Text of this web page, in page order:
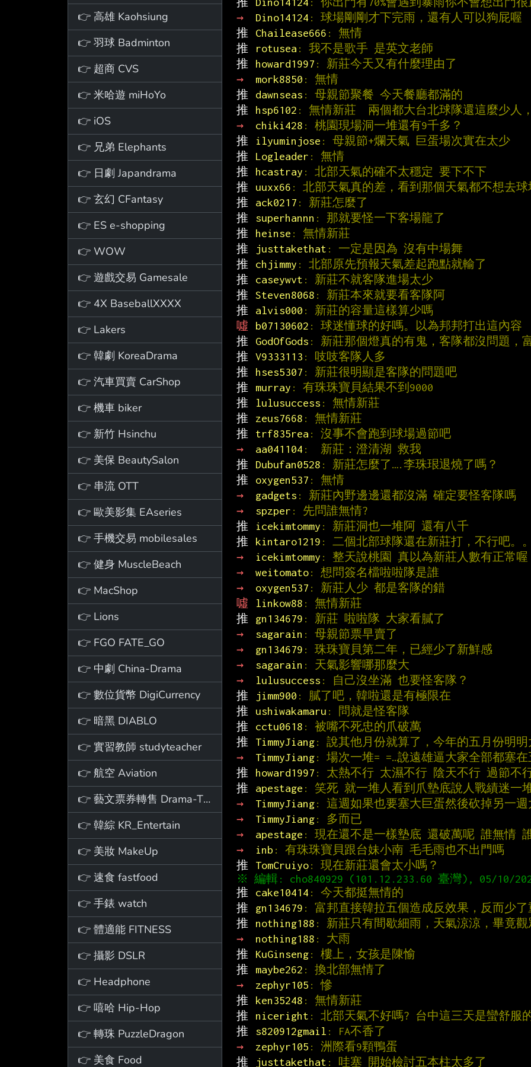
👉 高雄 Kaohsiung
👉 羽球 Badminton
👉 超商 CVS
👉 米哈遊 miHoYo
👉 iOS
👉 兄弟 Elephants
👉 日劇 Japandrama
👉 玄幻 CFantasy
👉 ES e-shopping
👉 WOW
👉 遊戲交易 Gamesale
👉 4X BaseballXXXX
👉 Lakers
👉 韓劇 KoreaDrama
👉 汽車買賣 CarShop
👉 機車 biker
👉 新竹 Hsinchu
👉 美保 BeautySalon
👉 串流 OTT
👉 歐美影集 EAseries
👉 手機交易 mobilesales
👉 健身 MuscleBeach
👉 MacShop
👉 Lions
👉 FGO FATE_GO
👉 中劇 China-Drama
👉 數位貨幣 DigiCurrency
👉 暗黑 DIABLO
👉 實習教師 studyteacher
👉 航空 Aviation
👉 藝文票券轉售 Drama-Ticket
👉 韓綜 KR_Entertain
👉 美妝 MakeUp
👉 速食 fastfood
👉 手錶 watch
👉 體適能 FITNESS
👉 攝影 DSLR
👉 Headphone
👉 嘻哈 Hip-Hop
👉 轉珠 PuzzleDragon
👉 美食 Food
→
Dino14124 : 球場剛剛才下完雨，還有人可以狗屁喔
推
Chailease666 : 無情
推
rotusea : 我不是歌手 是英文老師
推
howard1997 : 新莊今天又有什麼理由了
→
mork8850 : 無情
推
dawnseas : 母親節聚餐 今天餐廳都滿的
推
hsp6102 : 無情新莊  兩個都大台北球隊還這麼少人
→
chiki428 : 桃園現場洞一堆還有9千多？
推
ilyuminjose : 母親節+爛天氣 巨蛋場次實在太少
推
Logleader : 無情
推
hcastray : 北部天氣的確不太穩定 要下不下
推
uuxx66 : 北部天氣真的差，看到那個天氣都不想去球
推
ack0217 : 新莊怎麼了
推
superhannn : 那就要怪一下客場龍了
推
heinse : 無情新莊
推
justtakethat : 一定是因為 沒有中場舞
推
chjimmy : 北部原先預報天氣差起跑點就輸了
推
caseywvt : 新莊不就客隊進場太少
推 Steven8068 : 新莊本來就要看客隊阿
推
alvis000 : 新莊的容量這樣算少嗎
噓
b07130602 : 球迷懂球的好嗎。以為邦邦打出這內容
推
GodOfGods : 新莊那個燈真的有鬼，客隊都沒問題，
推 V9333113 : 吱吱客隊人多
推
hses5307 : 新莊很明顯是客隊的問題吧
推
murray : 有珠珠寶貝結果不到9000
推
lulusuccess : 無情新莊
推
zeus7668 : 無情新莊
推
trf835rea : 沒事不會跑到球場過節吧
→
aa041104 :  新莊：澄清湖 救我
推
Dubufan0528 : 新莊怎麼了….李珠珢退燒了嗎？
推
oxygen537 : 無情
→
gadgets : 新莊內野邊邊還都沒滿 確定要怪客隊嗎
→
spzper : 先問誰無情?
推
icekimtommy : 新莊洞也一堆阿 還有八千
推
kintaro1219 : 二個北部球隊還在新莊打，不行吧。。
→
icekimtommy : 整天說桃園 真以為新莊人數有正常喔
→
weitomato: 想問簽名檔啦啦隊是誰
→
oxygen537 : 新莊人少 都是客隊的錯
噓
linkow88 : 無情新莊
推
gn134679 : 新莊 啦啦隊 大家看膩了
→
sagarain : 母親節票早賣了
→
gn134679 : 珠珠寶貝第二年，已經少了新鮮感
→
sagarain : 天氣影響哪那麼大
→
lulusuccess : 自己沒坐滿 也要怪客隊？
推
jimm900 : 膩了吧，韓啦還是有極限在
推
ushiwakamaru : 問就是怪客隊
推
cctu0618 : 被嘴不死忠的爪破萬
推
TimmyJiang: 說其他月份就算了，今年的五月份明明
→
TimmyJiang: 場次一堆= =…說遠雄逼大家全部都塞在
推
howard1997 : 太熱不行 太濕不行 陰天不行 過節不
推
apestage : 笑死 就一堆人看到爪墊底說人戰績迷一
→
TimmyJiang: 這週如果也要塞大巨蛋然後砍掉另一週
→
TimmyJiang: 多而已
→
apestage : 現在還不是一樣墊底 還破萬呢 誰無情
→
inb : 有珠珠寶貝跟台妹小南 毛毛雨也不出門嗎
推
TomCruiyo: 現在新莊還會太小嗎？
推
cake10414 : 今天都挺無情的
推
gn134679 : 富邦直接韓拉五個造成反效果，反而少了
推
nothing188 : 新莊只有間歇細雨，天氣涼涼，畢竟觀
→
nothing188 : 大雨
推
KuGinseng: 樓上，女孩是陳愉
推
maybe262 : 換北部無情了
→
zephyr105 : 慘
推
ken35248 : 無情新莊
推
niceright : 北部天氣不好嗎? 台中這三天是蠻舒服
推
s820912gmail : FA不香了
→
zephyr105 : 洲際看9顆鴨蛋
推
justtakethat : 哇塞 開始檢討五本柱太多了